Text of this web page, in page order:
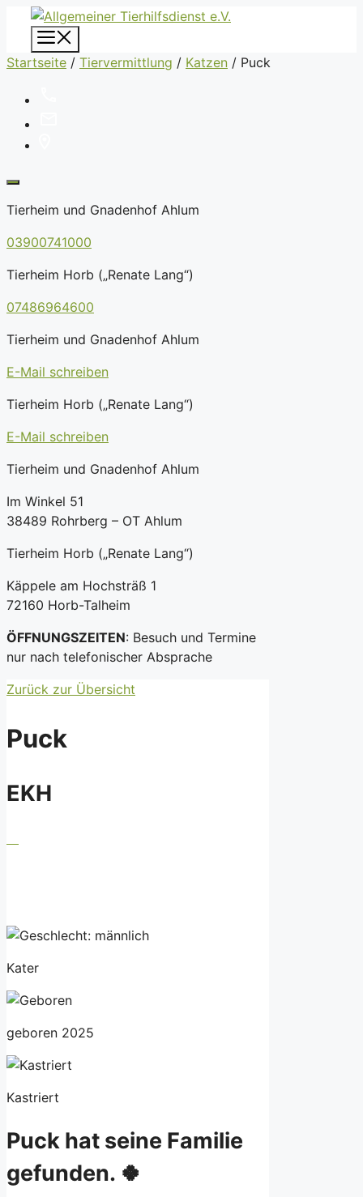
Zum
Inhalt
springen
Startseite / Tiervermittlung / Katzen / Puck
Tierheim und Gnadenhof Ahlum
03900741000
Tierheim Horb („Renate Lang“)
07486964600
Tierheim und Gnadenhof Ahlum
E-Mail schreiben
Tierheim Horb („Renate Lang“)
E-Mail schreiben
Tierheim und Gnadenhof Ahlum
Im Winkel 51
38489 Rohrberg – OT Ahlum
Tierheim Horb („Renate Lang“)
Käppele am Hochsträß 1
72160 Horb-Talheim
ÖFFNUNGSZEITEN: Besuch und Termine
nur nach telefonischer Absprache
Zurück zur Übersicht
Puck
EKH
Kater
geboren 2025
Kastriert
Puck hat seine Familie
gefunden. 🍀